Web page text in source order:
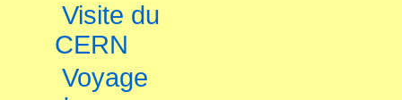
Visite du
CERN
Voyage